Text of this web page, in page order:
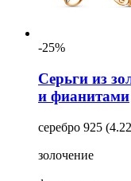
-25%
Серьги из
и фианитами
серебро 925
золочение